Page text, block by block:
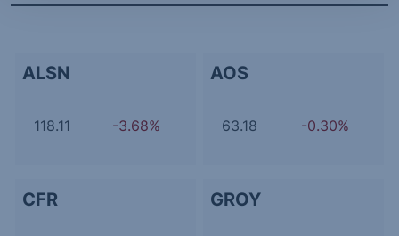
ALSN
118.11 -3.68%
AOS
63.18 -0.30%
CFR GROY